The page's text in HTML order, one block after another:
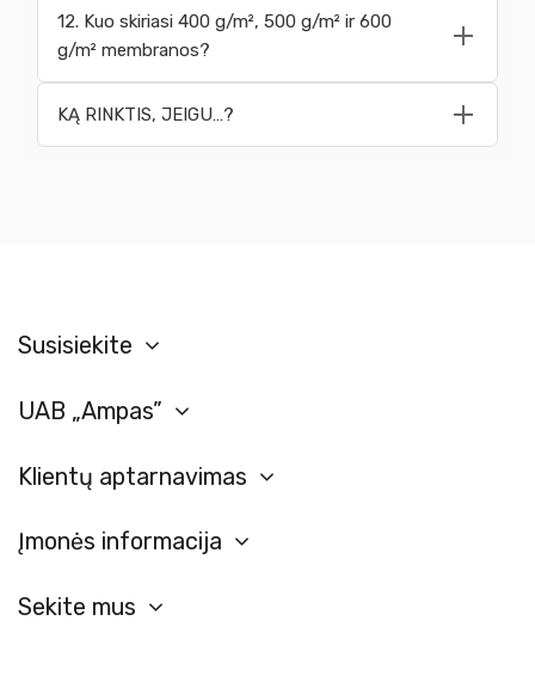
12. Kuo skiriasi 400 g/m², 500 g/m² ir 600
g/m² membranos?
KĄ RINKTIS, JEIGU…?
Susisiekite
UAB „Ampas”
Klientų aptarnavimas
Įmonės informacija
Sekite mus